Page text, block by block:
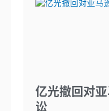
亿光撤回对
讼